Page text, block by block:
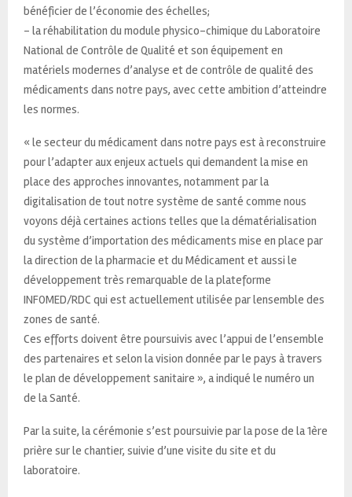
bénéficier de l’économie des échelles;
– la réhabilitation du module physico-chimique du Laboratoire
National de Contrôle de Qualité et son équipement en
matériels modernes d’analyse et de contrôle de qualité des
médicaments dans notre pays, avec cette ambition d’atteindre
les normes.
« le secteur du médicament dans notre pays est à reconstruire
pour l’adapter aux enjeux actuels qui demandent la mise en
place des approches innovantes, notamment par la
digitalisation de tout notre système de santé comme nous
voyons déjà certaines actions telles que la dématérialisation
du système d’importation des médicaments mise en place par
la direction de la pharmacie et du Médicament et aussi le
développement très remarquable de la plateforme
INFOMED/RDC qui est actuellement utilisée par lensemble des
zones de santé.
Ces efforts doivent être poursuivis avec l’appui de l’ensemble
des partenaires et selon la vision donnée par le pays à travers
le plan de développement sanitaire », a indiqué le numéro un
de la Santé.
Par la suite, la cérémonie s’est poursuivie par la pose de la 1ère
prière sur le chantier, suivie d’une visite du site et du
laboratoire.